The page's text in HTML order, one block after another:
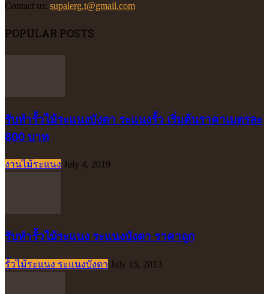
Contact us: supalerg.t@gmail.com
POPULAR POSTS
รับทำรั้วไม้ระแนงบังตา ระแนงรั้ว เริ่มต้นราคาเมตรละ
800 บาท
งานไม้ระแนง July 4, 2019
รับทำรั้วไม้ระแนง ระแนงบังตา ราคาถูก
รั้วไม้ระแนง ระแนงบังตา July 15, 2013